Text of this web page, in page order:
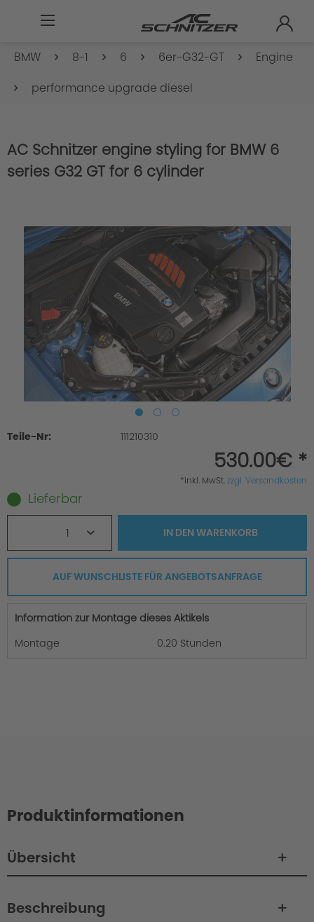
BMW 8-1 6 6er-G32-GT
Engine
performance upgrade diesel
AC Schnitzer engine styling for BMW 6
series G32 GT for 6 cylinder
Teile-Nr: 111210310
530.00€ *
*inkl. MwSt.zzgl. Versandkosten
Lieferbar
1 IN DENWARENKORB
AUF WUNSCHLISTE FÜR ANGEBOTSANFRAGE
Information zur Montage dieses Aktikels
Montage
0.20 Stunden
Produktinformationen
Übersicht
Beschreibung